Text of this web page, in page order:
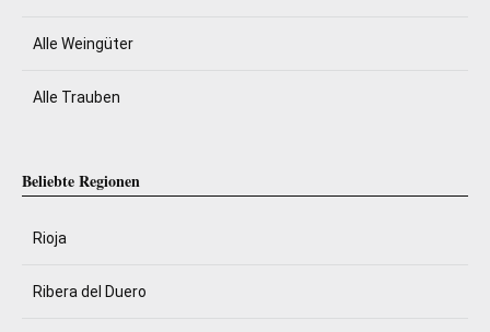
Alle Weingüter
Alle Trauben
Beliebte Regionen
Rioja
Ribera del Duero